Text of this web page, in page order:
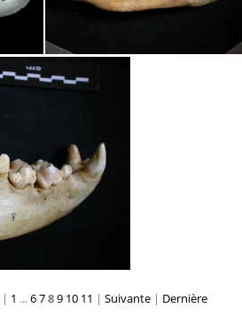
| 1 ...6789 10 11 | Suivante | Dernière